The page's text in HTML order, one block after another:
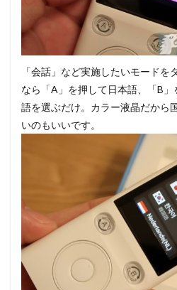
「会話」など実施したいモード
なら「A」を押して日本語、「B
語を選ぶだけ。カラー液晶だから
いのもいいです。